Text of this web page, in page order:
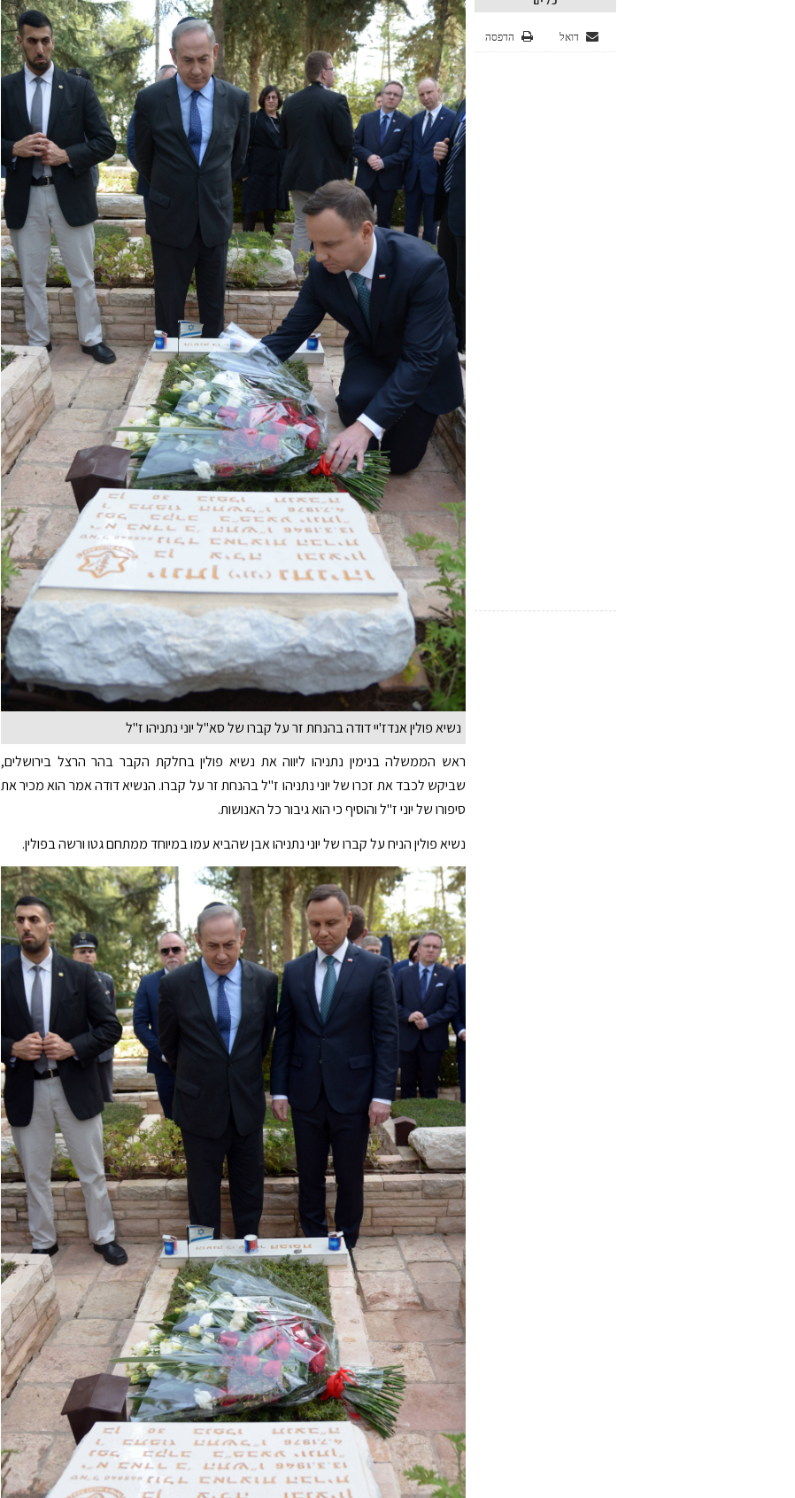
הדפסה דואל
נשיא פולין אנדז'יי דודה בהנחת זר על קברו של סא''ל יוני נתניהו ז''ל
ראש הממשלה בנימין נתניהו ליווה את נשיא פולין בחלקת הקבר בהר הרצל בירושלים,
שביקש לכבד את זכרו של יוני נתניהו ז"ל בהנחת זר על קברו. הנשיא דודה אמר הוא מכיר את
סיפורו של יוני ז"ל והוסיף כי הוא גיבור כל האנושות.
נשיא פולין הניח על קברו של יוני נתניהו אבן שהביא עמו במיוחד ממתחם גטו ורשה בפולין.